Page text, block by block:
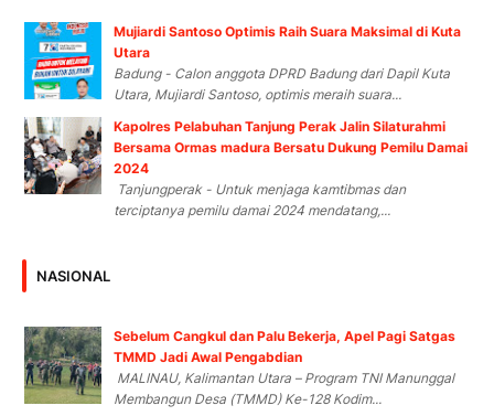
Mujiardi Santoso Optimis Raih Suara Maksimal di Kuta
Utara
Badung - Calon anggota DPRD Badung dari Dapil Kuta
Utara, Mujiardi Santoso, optimis meraih suara...
Kapolres Pelabuhan Tanjung Perak Jalin Silaturahmi
Bersama Ormas madura Bersatu Dukung Pemilu Damai
2024
Tanjungperak - Untuk menjaga kamtibmas dan
terciptanya pemilu damai 2024 mendatang,...
NASIONAL
Sebelum Cangkul dan Palu Bekerja, Apel Pagi Satgas
TMMD Jadi Awal Pengabdian
MALINAU, Kalimantan Utara – Program TNI Manunggal
Membangun Desa (TMMD) Ke-128 Kodim...